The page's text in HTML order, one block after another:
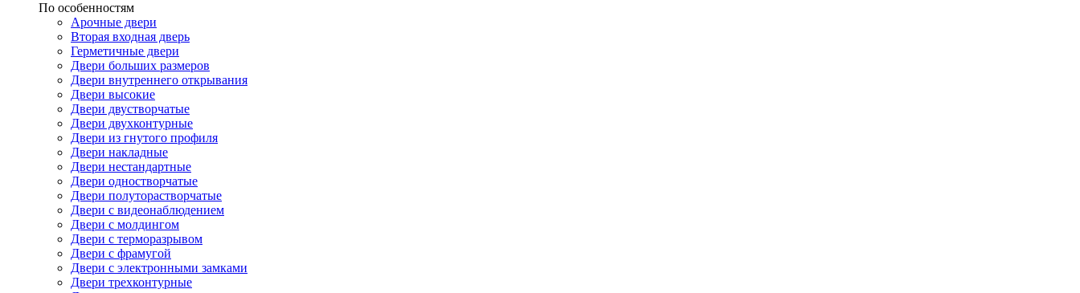
По особенностям
Арочные двери
Вторая входная дверь
Герметичные двери
Двери больших размеров
Двери внутреннего открывания
Двери высокие
Двери двустворчатые
Двери двухконтурные
Двери из гнутого профиля
Двери накладные
Двери нестандартные
Двери одностворчатые
Двери полуторастворчатые
Двери с видеонаблюдением
Двери с молдингом
Двери с терморазрывом
Двери с фрамугой
Двери с электронными замками
Двери трехконтурные